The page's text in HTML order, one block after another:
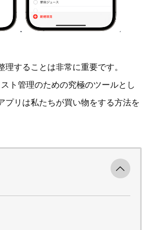
することは非常に重要です。
ト管理のための究極のツールとし
プリは私たちが買い物をする方法を